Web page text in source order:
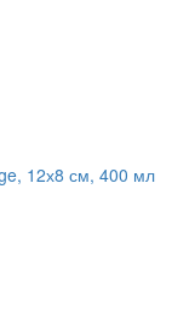
12х8 см, 400 мл